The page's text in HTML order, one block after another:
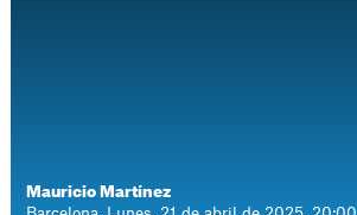
Mauricio Martínez